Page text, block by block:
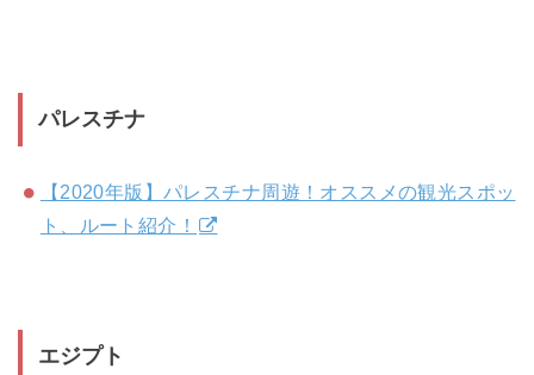
パレスチナ
【2020年版】パレスチナ周遊！オススメの観光スポッ
ト、ルート紹介！
エジプト